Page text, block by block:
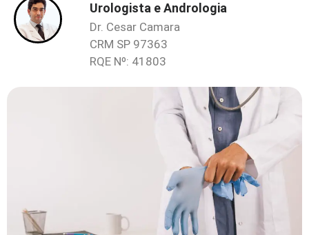
Urologista e Andrologia
Dr. Cesar Camara
CRM SP 97363
RQE Nº: 41803